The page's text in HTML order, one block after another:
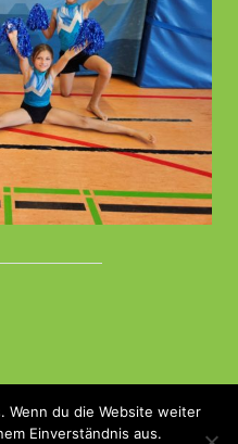
Wenn du die Website weiter
Einverständnis aus.